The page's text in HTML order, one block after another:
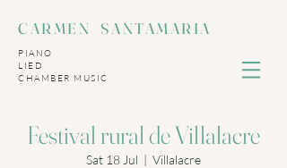
CARMEN SANTAMARIA
PIANO
LIED
​CHAMBER MUSIC
Festival rural de Villalacre
Sat 18 Jul
  |
Villalacre